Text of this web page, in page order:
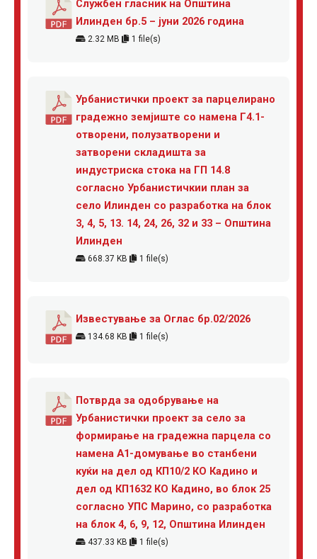
Службен гласник на Општина
Илинден бр.5 – јуни 2026 година
2.32 MB 1 file(s)
Урбанистички проект за парцелирано
градежно земјиште со намена Г4.1-
отворени, полузатворени и
затворени складишта за
индустриска стока на ГП 14.8
согласно Урбанистичкии план за
село Илинден со разработка на блок
3, 4, 5, 13. 14, 24, 26, 32 и 33 – Општина
Илинден
668.37 KB 1 file(s)
Известување за Оглас бр.02/2026
134.68 KB 1 file(s)
Потврда за одобрување на
Урбанистички проект за село за
формирање на градежна парцела со
намена А1-домување во станбени
куќи на дел од КП10/2 КО Кадино и
дел од КП1632 КО Кадино, во блок 25
согласно УПС Марино, со разработка
на блок 4, 6, 9, 12, Општина Илинден
437.33 KB 1 file(s)